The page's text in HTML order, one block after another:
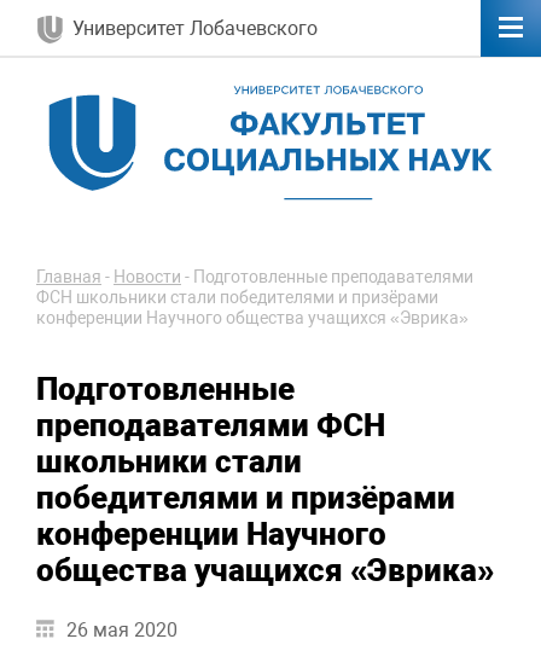
Университет Лобачевского
Главная - Новости - Подготовленные преподавателями
ФСН школьники стали победителями и призёрами
конференции Научного общества учащихся «Эврика»
Подготовленные
преподавателями ФСН
школьники стали
победителями и призёрами
конференции Научного
общества учащихся «Эврика»
26 мая 2020